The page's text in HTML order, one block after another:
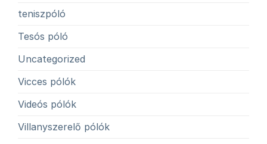
teniszpóló
Tesós póló
Uncategorized
Vicces pólók
Videós pólók
Villanyszerelő pólók